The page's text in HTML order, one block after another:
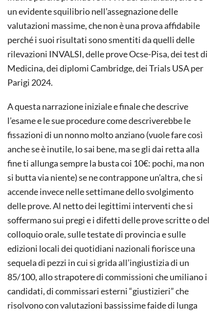
un evidente squilibrio nell’assegnazione delle
valutazioni massime, che non è una prova affidabile
perché i suoi risultati sono smentiti da quelli delle
rilevazioni INVALSI, delle prove Ocse-Pisa, dei test di
Medicina, dei diplomi Cambridge, dei Trials USA per
Parigi 2024.
A questa narrazione iniziale e finale che descrive
l’esame e le sue procedure come descriverebbe le
fissazioni di un nonno molto anziano (vuole fare così
anche se è inutile, lo sai bene, ma se gli dai retta alla
fine ti allunga sempre la busta coi 10€: pochi, ma non
si butta via niente) se ne contrappone un’altra, che si
accende invece nelle settimane dello svolgimento
delle prove. Al netto dei legittimi interventi che si
soffermano sui pregi e i difetti delle prove scritte o del
colloquio orale, sulle testate di provincia e sulle
edizioni locali dei quotidiani nazionali fiorisce una
sequela di pezzi in cui si grida all’ingiustizia di un
85/100, allo strapotere di commissioni che umiliano i
candidati, di commissari esterni “giustizieri” che
risolvono con valutazioni bassissime faide di lunga